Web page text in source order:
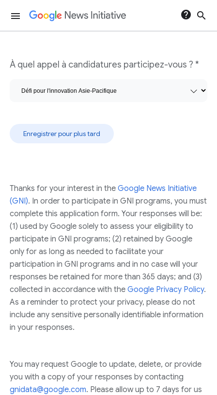
menu help search
Formulaire du programme Défi pour l'innovation
À quel appel à candidatures participez-vous ? *
Enregistrer pour plus tard
Thanks for your interest in the Google News Initiative
(GNI). In order to participate in GNI programs, you must
complete this application form. Your responses will be:
(1) used by Google solely to assess your eligibility to
participate in GNI programs; (2) retained by Google
only for as long as needed to facilitate your
participation in GNI programs and in no case will your
responses be retained for more than 365 days; and (3)
collected in accordance with the Google Privacy Policy.
As a reminder to protect your privacy, please do not
include any sensitive personally identifiable information
in your responses.
You may request Google to update, delete, or provide
you with a copy of your responses by contacting
gnidata@google.com. Please allow up to 7 days for us